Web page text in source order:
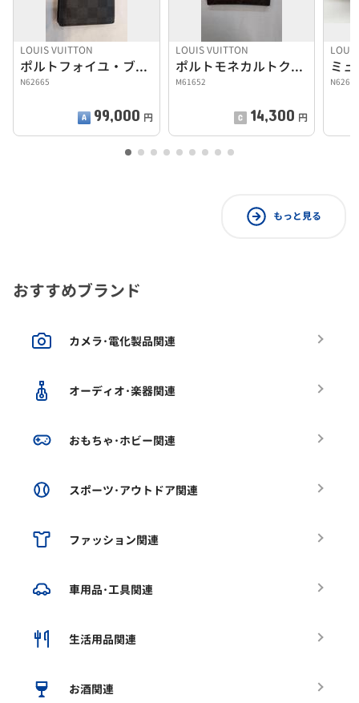
LOUIS VUITTON
ポルトフォイユ・ブラザ
N62665
99,000 円
LOUIS VUITTON
ポルトモネカルトクレディ
M61652
14,300 円
ミ
もっと見る
おすすめブランド
カメラ･電化製品関連
オーディオ･楽器関連
おもちゃ･ホビー関連
スポーツ･アウトドア関連
ファッション関連
車用品･工具関連
生活用品関連
お酒関連